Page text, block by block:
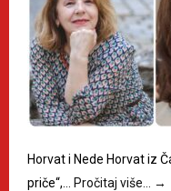
Horvat i Nede Horvat iz
priče“,…
Pročitaj više… →